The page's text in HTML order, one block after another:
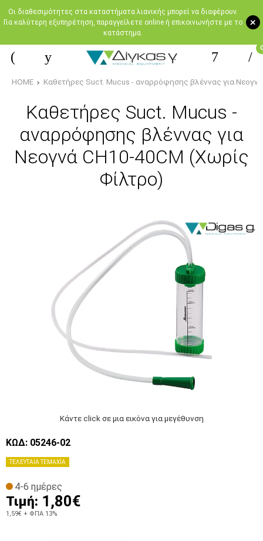
+
Oι διαθεσιμότητες στα καταστήματα λιανικής μπορεί να διαφέρουν.
Για καλύτερη εξυπηρέτηση, παραγγείλετε online ή επικοινωνήστε με το
κατάστημα.
0
HOME Καθετήρες Suct. Mucus - αναρρόφησης βλέννας για
Καθετήρες Suct. Mucus -
αναρρόφησης βλέννας για
Νεογνά CH10-40CM (Χωρίς
Φίλτρο)
Κάντε click σε μια εικόνα για μεγέθυνση
ΤΕΛΕΥΤΑΙΑ ΤΕΜΑΧΙΑ
ΚΩΔ: 05246-02
4-6 ημέρες
Τιμή: 1,80€
1,59€ + ΦΠΑ 13%